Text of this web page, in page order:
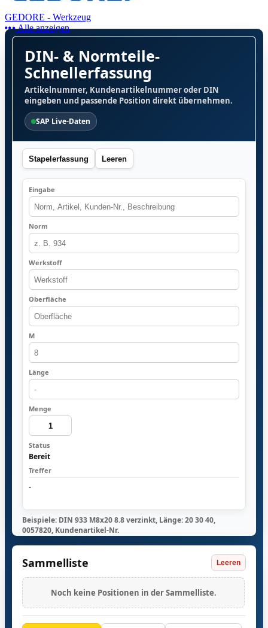
GEDORE - Werkzeug
Alle anzeigen
DIN- & Normteile-
Schnellerfassung
Artikelnummer, Kundenartikelnummer oder DIN
eingeben und passende Position direkt übernehmen.
SAP Live-Daten
Stapelerfassung Leeren
Bereit
-
Beispiele: DIN 933 M8x20 8.8 verzinkt, Länge: 20 30 40,
0057820, Kundenartikel-Nr.
Sammelliste Leeren
Noch keine Positionen in der Sammelliste.